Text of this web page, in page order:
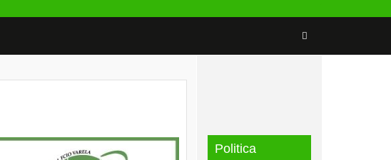
Politica